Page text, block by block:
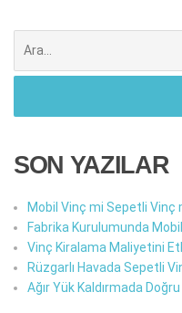
ara:
SON YAZILAR
Mobil Vinç mi Sepetli Vinç
Fabrika Kurulumunda
Vinç Kiralama Maliyetini
Rüzgarlı Havada Sepetli
Ağır Yük Kaldırmada